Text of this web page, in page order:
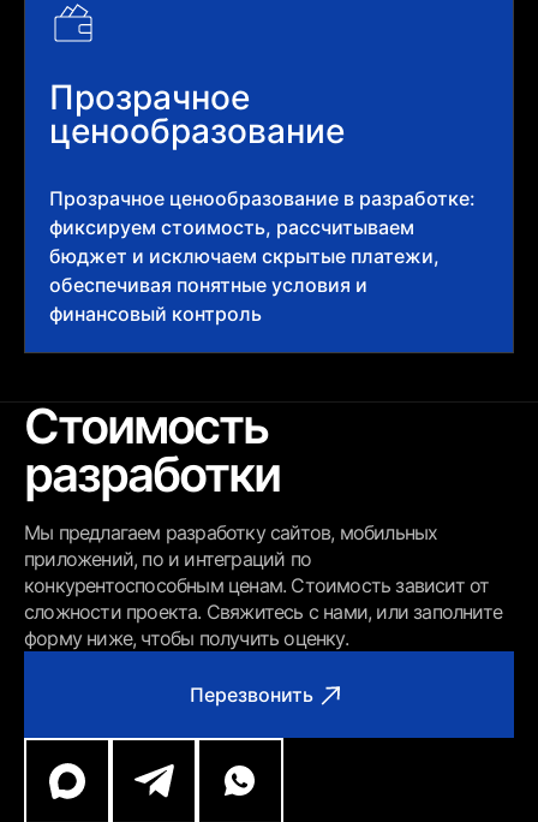
Прозрачное
ценообразование
Прозрачное ценообразование в разработке:
фиксируем стоимость, рассчитываем
бюджет и исключаем скрытые платежи,
обеспечивая понятные условия и
финансовый контроль
Перезвонить
Стоимость
разработки
Мы предлагаем разработку сайтов, мобильных
приложений, по и интеграций по
конкурентоспособным ценам. Стоимость зависит от
сложности проекта. Свяжитесь с нами, или заполните
форму ниже, чтобы получить оценку.